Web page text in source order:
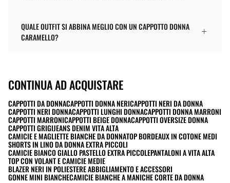
QUALE OUTFIT SI ABBINA MEGLIO CON UN CAPPOTTO DONNA
CARAMELLO?
CONTINUA AD ACQUISTARE
CAPPOTTI DA DONNACAPPOTTI DONNA NERICAPPOTTI NERI DA DONNA
CAPPOTTI NERI DONNACAPPOTTI LUNGHI DONNACAPPOTTI DONNA MARRONI
CAPPOTTI MARRONICAPPOTTI BEIGE DONNACAPPOTTI OVERSIZE DONNA
CAPPOTTI GRIGIJEANS DENIM VITA ALTA
CAMICIE E MAGLIETTE BIANCHE DA DONNATOP BORDEAUX IN COTONE MEDI
SHORTS IN LINO DA DONNA EXTRA PICCOLI
CAMICIE BIANCO GIALLO PASTELLO EXTRA PICCOLEPANTALONI A VITA ALTA
TOP CON VOLANT E CAMICIE MEDIE
BLAZER NERI IN POLIESTERE ABBIGLIAMENTO E ACCESSORI
GONNE MINI BIANCHECAMICIE BIANCHE A MANICHE CORTE DA DONNA